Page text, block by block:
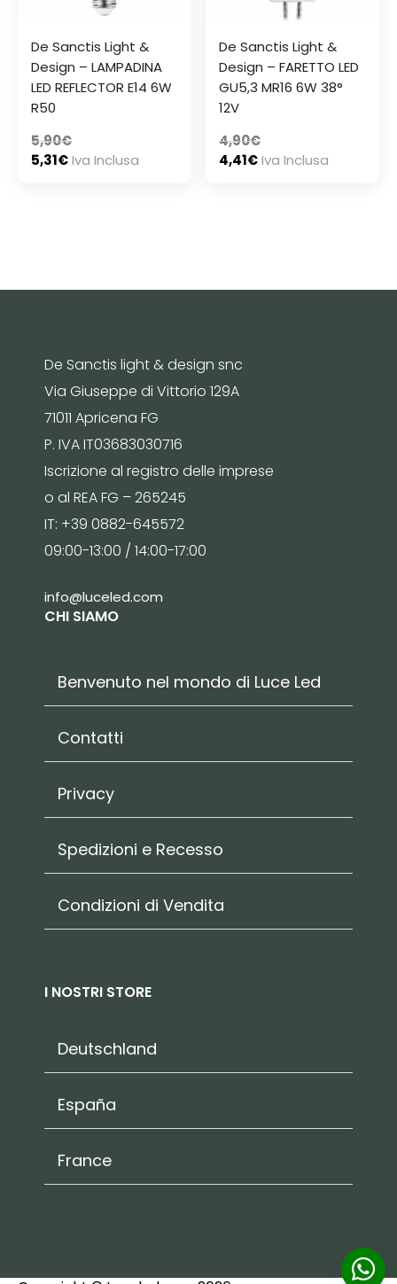
De Sanctis Light &
Design – LAMPADINA
LED REFLECTOR E14 6W
R50
5,90€
5,31€Iva Inclusa
De Sanctis Light &
Design – FARETTO LED
GU5,3 MR16 6W 38°
12V
4,90€
4,41€Iva Inclusa
De Sanctis light & design snc
Via Giuseppe di Vittorio 129A
71011 Apricena FG
P. IVA IT03683030716
Iscrizione al registro delle imprese
o al REA FG – 265245
IT: +39 0882-645572
09:00-13:00 / 14:00-17:00
info@luceled.com
CHI SIAMO
Benvenuto nel mondo di Luce Led
Contatti
Privacy
Spedizioni e Recesso
Condizioni di Vendita
I NOSTRI STORE
Deutschland
España
France